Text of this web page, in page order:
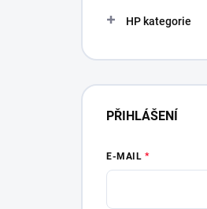
HP kategorie
PŘIHLÁŠENÍ
E-MAIL